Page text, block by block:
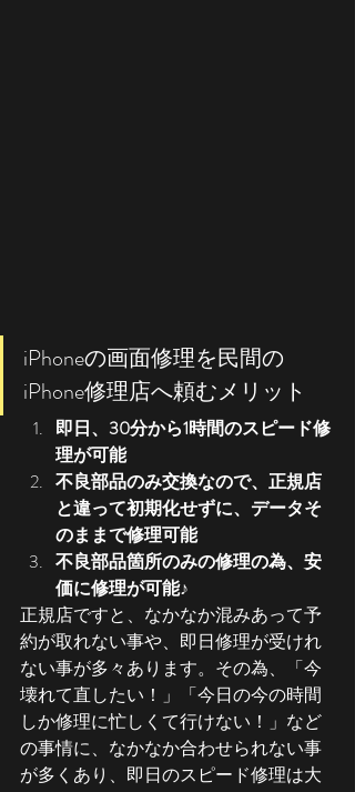
iPhoneの画面修理を民間の
iPhone修理店へ頼むメリット
即日、30分から1時間のスピード修
理が可能
不良部品のみ交換なので、正規店
と違って初期化せずに、データそ
のままで修理可能
不良部品箇所のみの修理の為、安
価に修理が可能♪
正規店ですと、なかなか混みあって予
約が取れない事や、即日修理が受けれ
ない事が多々あります。その為、「今
壊れて直したい！」「今日の今の時間
しか修理に忙しくて行けない！」など
の事情に、なかなか合わせられない事
が多くあり、即日のスピード修理は大